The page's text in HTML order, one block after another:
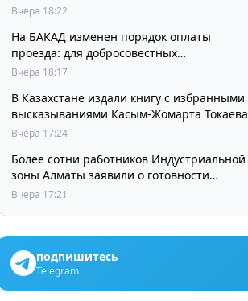
Вчера 18:22
На БАКАД изменен порядок оплаты
проезда: для добросовестных
пользователей стоимость остается
Вчера 18:17
В Казахстане издали книгу с избранными
высказываниями Касым-Жомарта Токаева
Вчера 17:24
Более сотни работников Индустриальной
зоны Алматы заявили о готовности
принять участие в выборах членов
Вчера 17:21
подпишитесь
Telegram